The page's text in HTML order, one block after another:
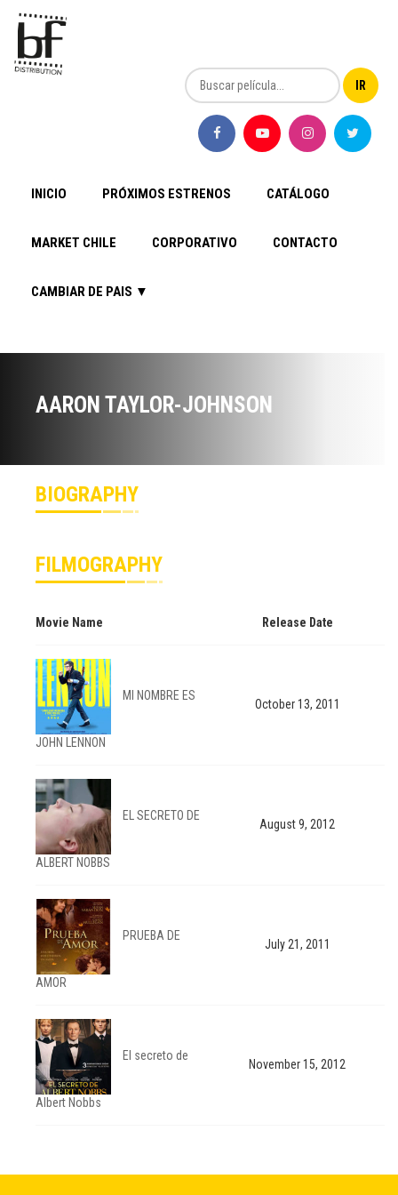
INICIO PRÓXIMOS ESTRENOS CATÁLOGO
MARKET CHILE CORPORATIVO CONTACTO
CAMBIAR DE PAIS ▼
AARON TAYLOR-JOHNSON
BIOGRAPHY
FILMOGRAPHY
Movie Name Release Date
MI NOMBRE ES
JOHN LENNON
October 13, 2011
EL SECRETO DE
ALBERT NOBBS
August 9, 2012
PRUEBA DE
AMOR
July 21, 2011
El secreto de
Albert Nobbs
November 15, 2012